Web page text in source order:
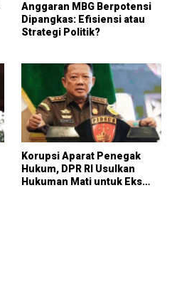
Anggaran MBG Berpotensi
Dipangkas: Efisiensi atau
Strategi Politik?
Korupsi Aparat Penegak
Hukum, DPR RI Usulkan
Hukuman Mati untuk Eks